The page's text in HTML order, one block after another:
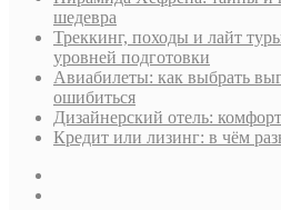
шедевра
Треккинг, походы и лайт
уровней подготовки
Авиабилеты: как выбрать
ошибиться
Дизайнерский отель:
Кредит или лизинг: в чём